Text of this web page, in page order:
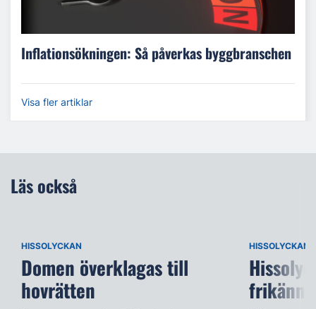
Inflationsökningen: Så påverkas byggbranschen
Visa fler artiklar
Läs också
HISSOLYCKAN
Domen överklagas till
hovrätten
HISSOLYCKAN
frikänns